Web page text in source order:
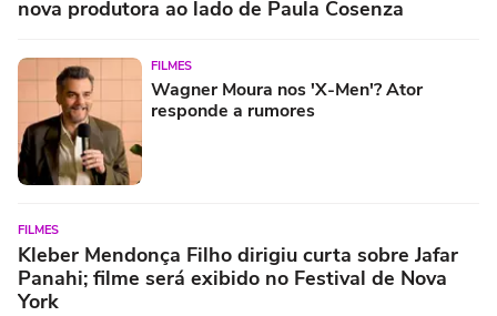
nova produtora ao lado de Paula Cosenza
FILMES
Wagner Moura nos 'X-Men'? Ator
responde a rumores
FILMES
Kleber Mendonça Filho dirigiu curta sobre Jafar
Panahi; filme será exibido no Festival de Nova
York